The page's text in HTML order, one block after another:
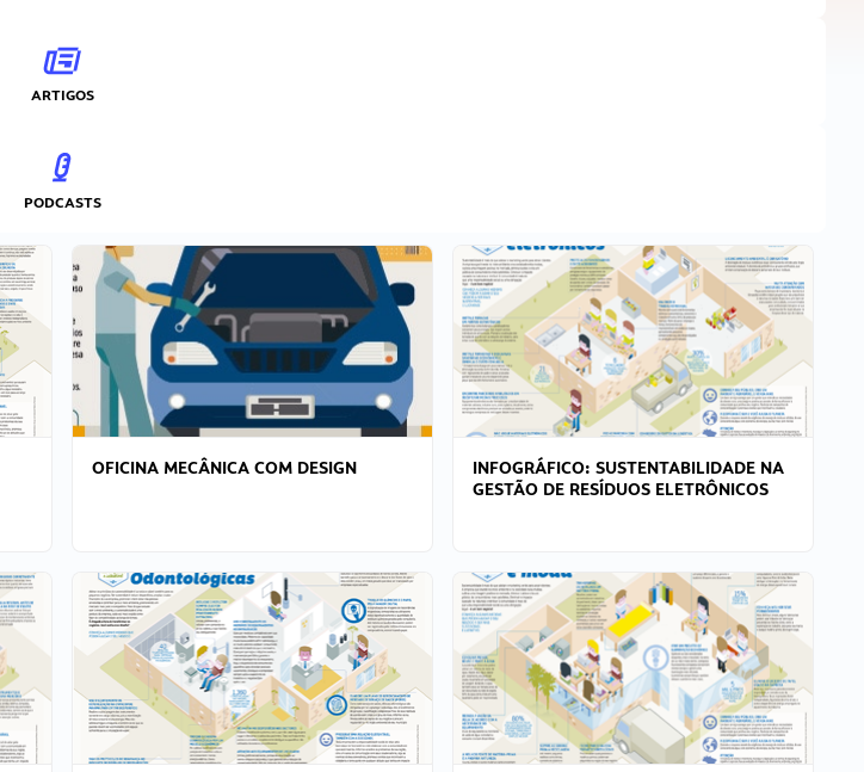
ARTIGOS
PODCASTS
OFICINA MECÂNICA COM DESIGN
INFOGRÁFICO: SUSTENTABILIDADE NA
GESTÃO DE RESÍDUOS ELETRÔNICOS